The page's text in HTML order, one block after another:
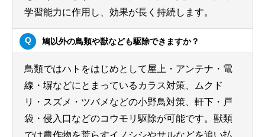
学習能力に作用し、効果が長く持続します。
鳩以外の鳥類や獣なども駆除できますか？
鳥類ではハトをはじめとして屋上・アンテナ・電
線・塀などにとまっているカラス対策、ムクド
リ・スズメ・ツバメなどの小野鳥対策、軒下・戸
袋・侵入口などのコウモリ駆除が可能です。獣類